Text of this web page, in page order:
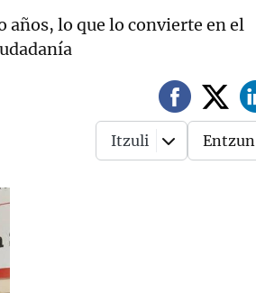
años, lo que lo convierte en el
Itzuli Entzun